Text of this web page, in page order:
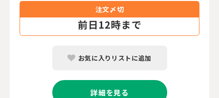
注文〆切
前日12時まで
お気に入りリストに追加
詳細を見る